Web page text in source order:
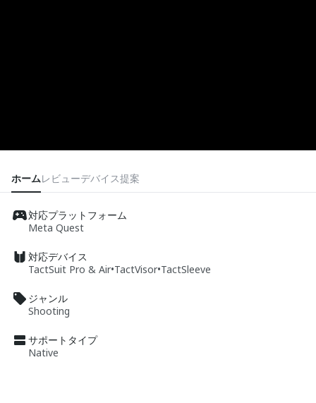
ホームレビューデバイス提案
対応プラットフォーム
Meta Quest
対応デバイス
TactSuit Pro & Air•TactVisor•TactSleeve
ジャンル
Shooting
サポートタイプ
Native